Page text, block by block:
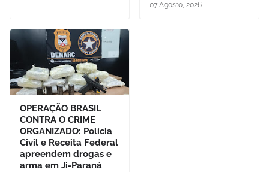
07 Agosto, 2026
OPERAÇÃO BRASIL
CONTRA O CRIME
ORGANIZADO: Polícia
Civil e Receita Federal
apreendem drogas e
arma em Ji-Paraná